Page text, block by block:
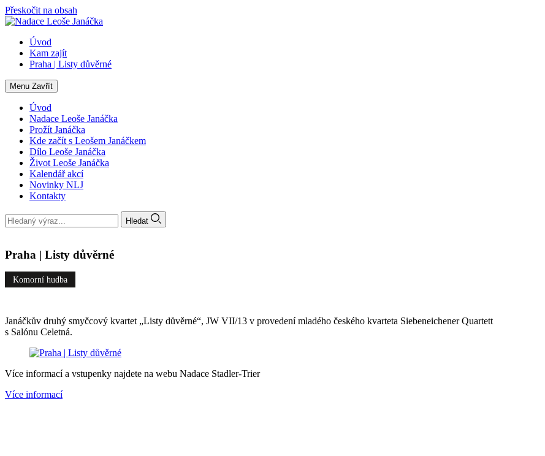
Přeskočit na obsah
Úvod
Kam zajít
Praha | Listy důvěrné
Menu Zavřít
Úvod
Nadace Leoše Janáčka
Prožít Janáčka
Kde začít s Leošem Janáčkem
Dílo Leoše Janáčka
Život Leoše Janáčka
Kalendář akcí
Novinky NLJ
Kontakty
Hledat
Praha | Listy důvěrné
Komorní hudba
Janáčkův druhý smyčcový kvartet „Listy důvěrné“, JW VII/13 v provedení mladého českého kvarteta Siebeneichener Quartett
s Salónu Celetná.
Více informací a vstupenky najdete na webu Nadace Stadler-Trier
Více informací